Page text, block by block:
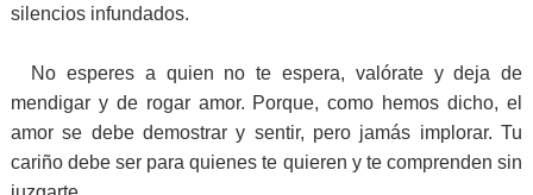
silencios infundados.
No esperes a quien no te espera, valórate y deja de
mendigar y de rogar amor. Porque, como hemos dicho, el
amor se debe demostrar y sentir, pero jamás implorar. Tu
cariño debe ser para quienes te quieren y te comprenden sin